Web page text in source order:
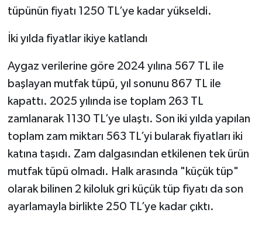
tüpünün fiyatı 1250 TL’ye kadar yükseldi.
İki yılda fiyatlar ikiye katlandı
Aygaz verilerine göre 2024 yılına 567 TL ile
başlayan mutfak tüpü, yıl sonunu 867 TL ile
kapattı. 2025 yılında ise toplam 263 TL
zamlanarak 1130 TL’ye ulaştı. Son iki yılda yapılan
toplam zam miktarı 563 TL’yi bularak fiyatları iki
katına taşıdı. Zam dalgasından etkilenen tek ürün
mutfak tüpü olmadı. Halk arasında "küçük tüp"
olarak bilinen 2 kiloluk gri küçük tüp fiyatı da son
ayarlamayla birlikte 250 TL’ye kadar çıktı.